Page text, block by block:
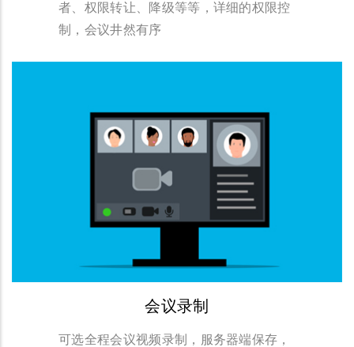
者、权限转让、降级等等，详细的权限控
制，会议井然有序
会议录制
可选全程会议视频录制，服务器端保存，